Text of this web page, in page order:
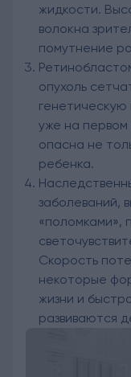
жидкости.
волокна
помутнение
опухоль
уже на первом
опасна не
ребенка.
заболеваний,
«поломками»,
Скорость
некоторые
жизни и
развиваются